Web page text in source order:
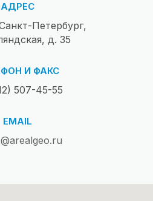
АДРЕС
Петербург,
д. 35
И ФАКС
507-45-55
EMAIL